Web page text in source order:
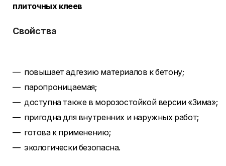
плиточных клеев
Свойства
повышает адгезию материалов к бетону;
паропроницаемая;
доступна также в морозостойкой версии «Зима»;
пригодна для внутренних и наружных работ;
готова к применению;
экологически безопасна.